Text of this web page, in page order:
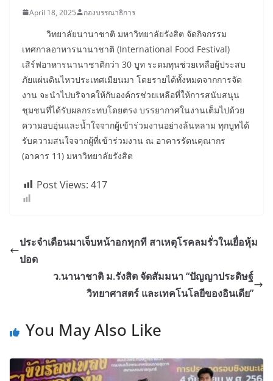
April 18, 2025 กองบรรณาธิการ
วิทยาลัยนานาชาติ มหาวิทยาลัยรังสิต จัดกิจกรรม
เทศกาลอาหารนานาชาติ (International Food Festival)
เสิร์ฟอาหารนานาชาติกว่า 30 บูท ระดมทุนช่วยเหลือผู้ประสบ
ภัยแผ่นดินไหวประเทศเมียนมา โดยรายได้ทั้งหมดจากการจัด
งาน จะนำไปบริจาคให้กับองค์กรช่วยเหลือที่ให้การสนับสนุน
ชุมชนที่ได้รับผลกระทบโดยตรง บรรยากาศในงานเต็มไปด้วย
ความอบอุ่นและน้ำใจจากผู้เข้าร่วมงานอย่างล้นหลาม ทุกบูทได้
รับความสนใจจากผู้ที่เข้าร่วมงาน ณ อาคารรัตนคุณากร
(อาคาร 11) มหาวิทยาลัยรังสิต
Post Views: 417
ประจำเดือนมาเจ็บหน้าอกทุกที สาเหตุโรคลมรั่วในเยื่อหุ้ม
ปอด
ว.นานาชาติ ม.รังสิต จัดสัมมนา “ปัญญาประดิษฐ์
วิทยาศาสตร์ และเทคโนโลยีของอินเดีย”
You May Also Like